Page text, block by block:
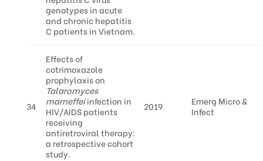
genotypes in acute
and chronic hepatitis
C patients in Vietnam.
34
Effects of
cotrimoxazole
prophylaxis on
Talaromyces
marneffeiinfection in
HIV/AIDS patients
receiving
antiretroviral therapy:
a retrospective cohort
study.
2019
Emerg Micro &
Infect